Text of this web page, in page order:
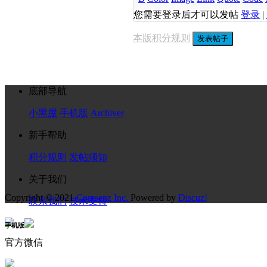
您需要登录后才可以发帖 登录 |
本版积分规则 发表帖子
底部导航
小黑屋 手机版 Archiver
新手帮助
积分规则 发帖须知
关于我们
联系我们 技术支持
官方微信
Copyright © 2021Comsenz Inc. Powered by Discuz!
手机版